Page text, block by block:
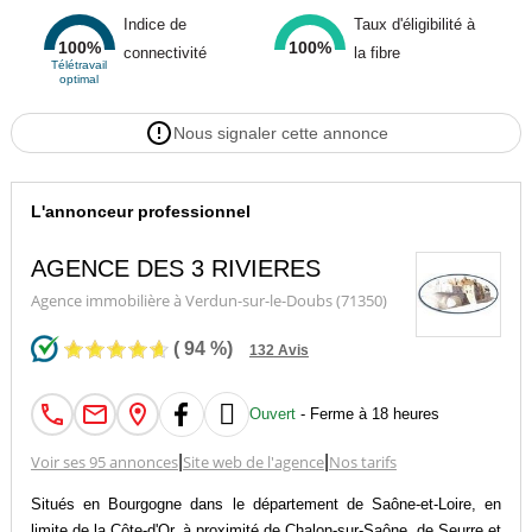
100%
Télétravail
optimal
Indice de
connectivité
100%
Taux d'éligibilité à
la fibre
Nous signaler cette annonce
L'annonceur professionnel
AGENCE DES 3 RIVIERES
Agence immobilière à Verdun-sur-le-Doubs (71350)
( 94 %) 132Avis
 Ouvert - Ferme à 18 heures
Voir ses 95 annonces| Site web de l'agence| Nos tarifs
Situés en Bourgogne dans le département de Saône-et-Loire, en